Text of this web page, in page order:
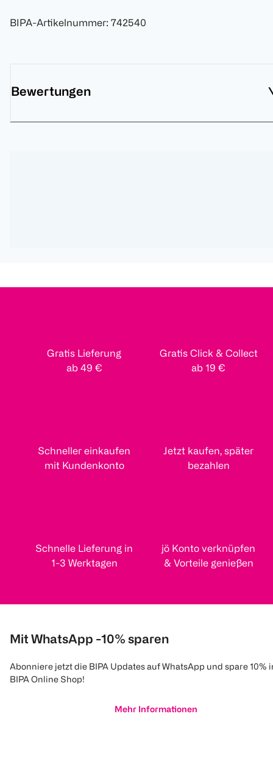
BIPA-Artikelnummer: 742540
Bewertungen
Gratis Lieferung
ab 49 €
Gratis Click & Collect
ab 19 €
Schneller einkaufen
mit Kundenkonto
Jetzt kaufen, später
bezahlen
Schnelle Lieferung in
1-3 Werktagen
jö Konto verknüpfen
& Vorteile genießen
Mit WhatsApp -10% sparen
Abonniere jetzt die BIPA Updates auf WhatsApp und spare 10%
BIPA Online Shop!
Mehr Informationen